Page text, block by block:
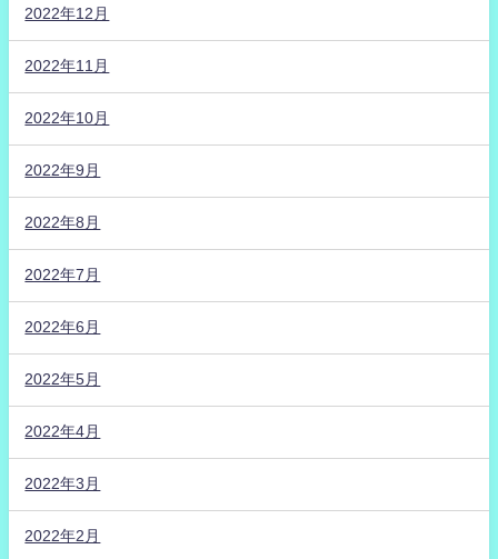
2022年12月
2022年11月
2022年10月
2022年9月
2022年8月
2022年7月
2022年6月
2022年5月
2022年4月
2022年3月
2022年2月